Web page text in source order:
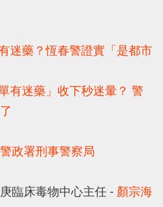
迷藥？恆春警證實「是都市
單有迷藥」收下秒迷暈？ 警
政署刑事警察局
臨床毒物中心主任 - 顏宗海